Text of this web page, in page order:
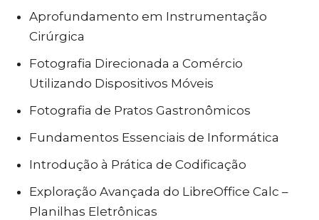
Aprofundamento em Instrumentação
Cirúrgica
Fotografia Direcionada a Comércio
Utilizando Dispositivos Móveis
Fotografia de Pratos Gastronômicos
Fundamentos Essenciais de Informática
Introdução à Prática de Codificação
Exploração Avançada do LibreOffice Calc –
Planilhas Eletrônicas